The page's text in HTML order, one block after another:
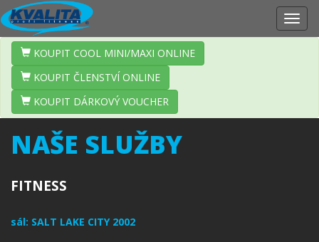
NAŠE SLUŽBY
FITNESS
sál: SALT LAKE CITY 2002
KOUPIT COOL MINI/MAXI ONLINE
KOUPIT ČLENSTVÍ ONLINE
KOUPIT DÁRKOVÝ VOUCHER